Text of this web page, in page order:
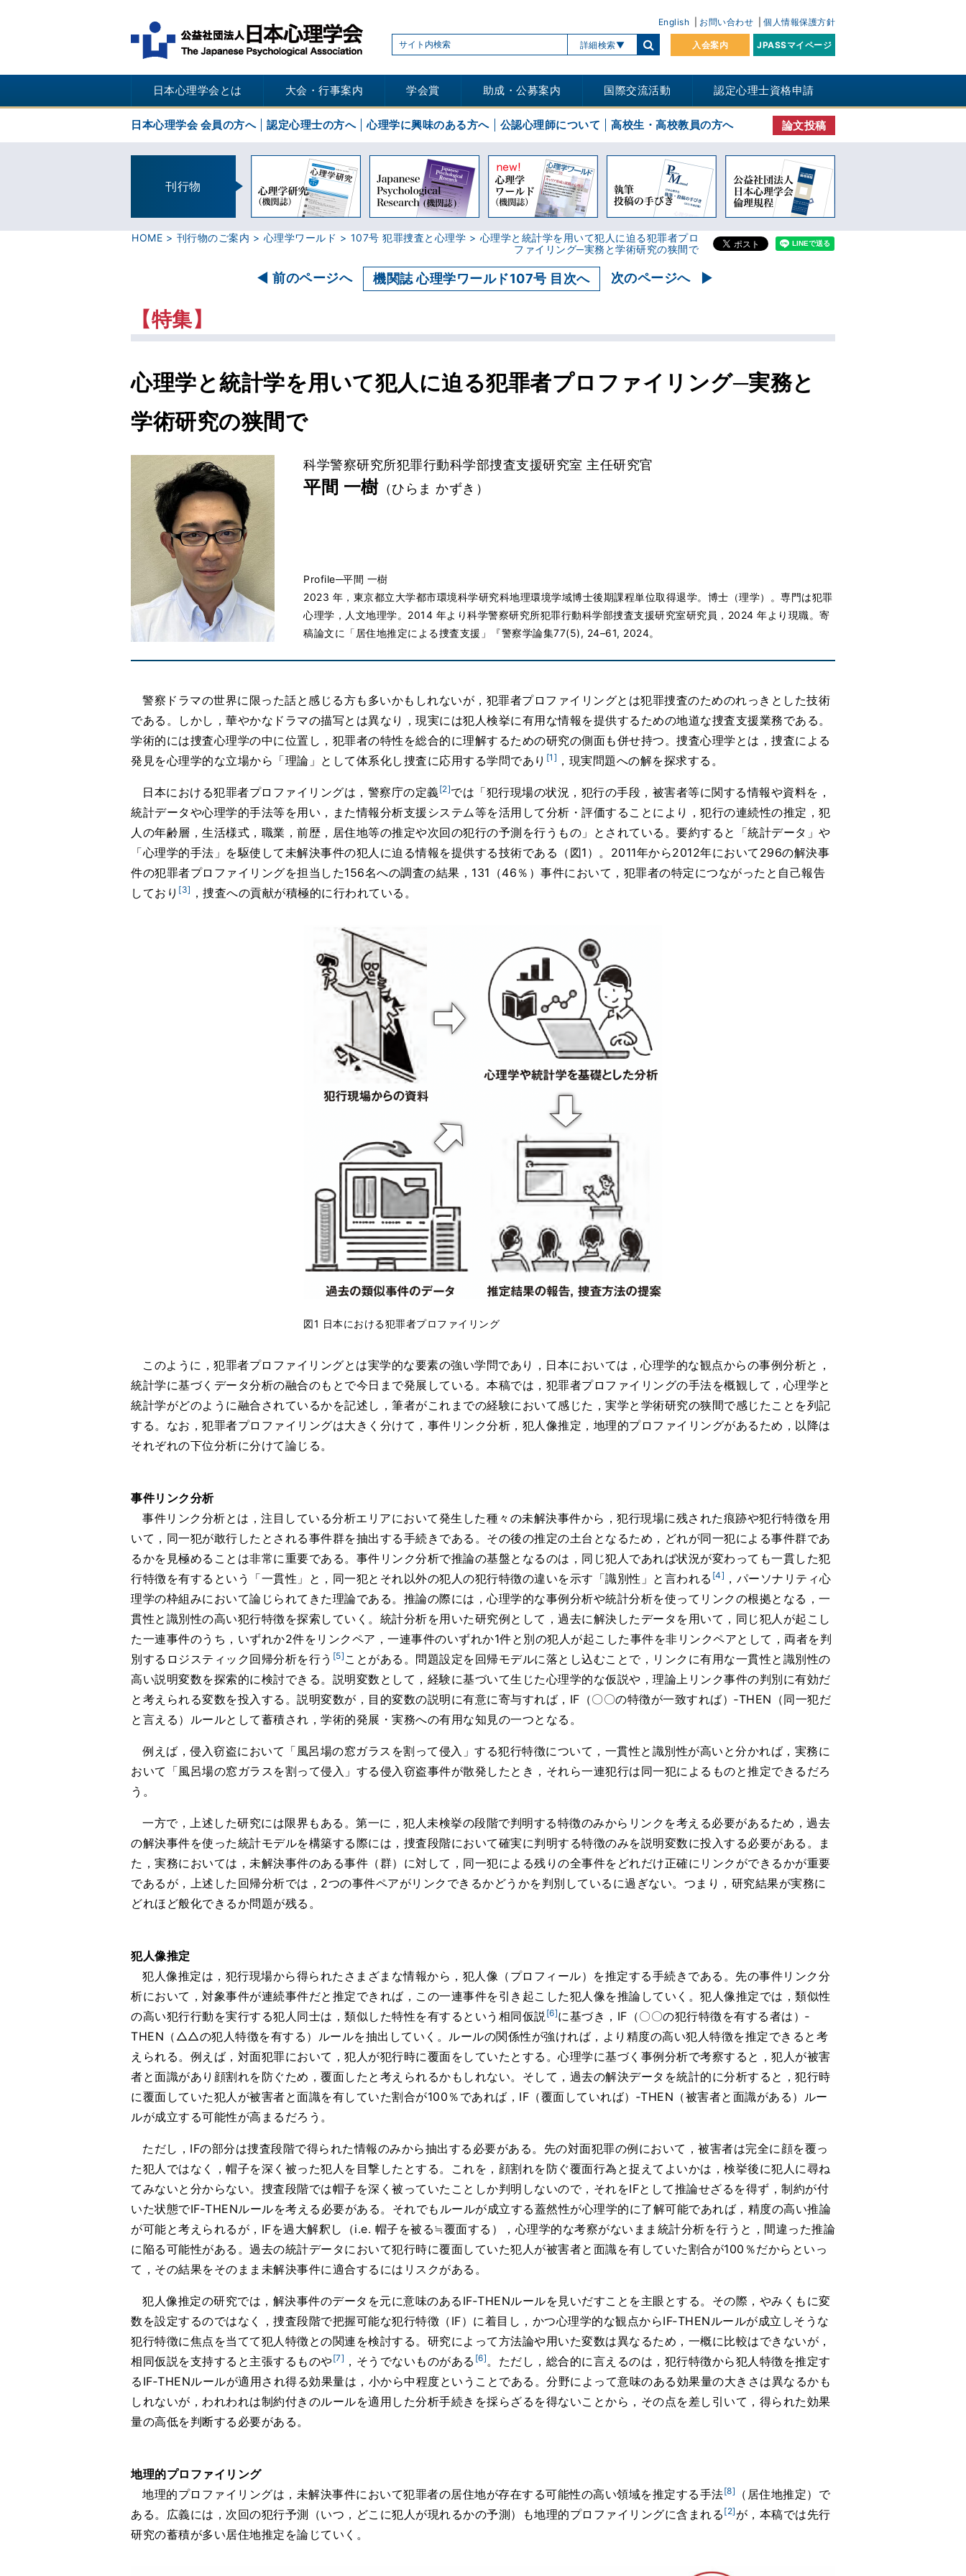
English お問い合わせ 個人情報保護方針
詳細検索 入会案内 JPASSマイページ
日本心理学会とは 大会・行事案内 学会賞 助成・公募案内 国際交流活動 認定心理士資格申請
日本心理学会 会員の方へ 認定心理士の方へ 心理学に興味のある方へ 公認心理師について 高校生・高校教員の方へ 論文投稿
刊行物
HOME 刊行物のご案内 心理学ワールド 107号 犯罪捜査と心理学
心理学と統計学を用いて犯人に迫る犯罪者プロ
ファイリング─実務と学術研究の狭間で
前のページへ 機関誌 心理学ワールド107号 目次へ 次のページへ
【特集】
心理学と統計学を用いて犯人に迫る犯罪者プロファイリング─実務と
学術研究の狭間で
科学警察研究所犯罪行動科学部捜査支援研究室 主任研究官
平間 一樹（ひらま かずき）
Profile─平間 一樹
2023 年，東京都立大学都市環境科学研究科地理環境学域博士後期課程単位取得退学。博士（理学）。専門は犯罪
心理学，人文地理学。2014 年より科学警察研究所犯罪行動科学部捜査支援研究室研究員，2024 年より現職。寄
稿論文に「居住地推定による捜査支援」『警察学論集77(5), 24–61, 2024。
警察ドラマの世界に限った話と感じる方も多いかもしれないが，犯罪者プロファイリングとは犯罪捜査のためのれっきとした技術
である。しかし，華やかなドラマの描写とは異なり，現実には犯人検挙に有用な情報を提供するための地道な捜査支援業務である。
学術的には捜査心理学の中に位置し，犯罪者の特性を総合的に理解するための研究の側面も併せ持つ。捜査心理学とは，捜査による
発見を心理学的な立場から「理論」として体系化し捜査に応用する学問であり [1] ，現実問題への解を探求する。
日本における犯罪者プロファイリングは，警察庁の定義[2]では「犯行現場の状況，犯行の手段，被害者等に関する情報や資料を，
統計データや心理学的手法等を用い，また情報分析支援システム等を活用して分析・評価することにより，犯行の連続性の推定，犯
人の年齢層，生活様式，職業，前歴，居住地等の推定や次回の犯行の予測を行うもの」とされている。要約すると「統計データ」や
「心理学的手法」を駆使して未解決事件の犯人に迫る情報を提供する技術である（図1）。2011年から2012年において296の解決事
件の犯罪者プロファイリングを担当した156名への調査の結果，131（46％）事件において，犯罪者の特定につながったと自己報告
しており [3] ，捜査への貢献が積極的に行われている。
図1 日本における犯罪者プロファイリング
このように，犯罪者プロファイリングとは実学的な要素の強い学問であり，日本においては，心理学的な観点からの事例分析と，
統計学に基づくデータ分析の融合のもとで今日まで発展している。本稿では，犯罪者プロファイリングの手法を概観して，心理学と
統計学がどのように融合されているかを記述し，筆者がこれまでの経験において感じた，実学と学術研究の狭間で感じたことを列記
する。なお，犯罪者プロファイリングは大きく分けて，事件リンク分析，犯人像推定，地理的プロファイリングがあるため，以降は
それぞれの下位分析に分けて論じる。
事件リンク分析
事件リンク分析とは，注目している分析エリアにおいて発生した種々の未解決事件から，犯行現場に残された痕跡や犯行特徴を用
いて，同一犯が敢行したとされる事件群を抽出する手続きである。その後の推定の土台となるため，どれが同一犯による事件群であ
るかを見極めることは非常に重要である。事件リンク分析で推論の基盤となるのは，同じ犯人であれば状況が変わっても一貫した犯
行特徴を有するという「一貫性」と，同一犯とそれ以外の犯人の犯行特徴の違いを示す「識別性」と言われる [4] ，パーソナリティ心
理学の枠組みにおいて論じられてきた理論である。推論の際には，心理学的な事例分析や統計分析を使ってリンクの根拠となる，一
貫性と識別性の高い犯行特徴を探索していく。統計分析を用いた研究例として，過去に解決したデータを用いて，同じ犯人が起こし
た一連事件のうち，いずれか2件をリンクペア，一連事件のいずれか1件と別の犯人が起こした事件を非リンクペアとして，両者を判
別するロジスティック回帰分析を行う [5] ことがある。問題設定を回帰モデルに落とし込むことで，リンクに有用な一貫性と識別性の
高い説明変数を探索的に検討できる。説明変数として，経験に基づいて生じた心理学的な仮説や，理論上リンク事件の判別に有効だ
と考えられる変数を投入する。説明変数が，目的変数の説明に有意に寄与すれば，IF（〇〇の特徴が一致すれば）‐THEN（同一犯だ
と言える）ルールとして蓄積され，学術的発展・実務への有用な知見の一つとなる。
例えば，侵入窃盗において「風呂場の窓ガラスを割って侵入」する犯行特徴について，一貫性と識別性が高いと分かれば，実務に
おいて「風呂場の窓ガラスを割って侵入」する侵入窃盗事件が散発したとき，それら一連犯行は同一犯によるものと推定できるだろ
う。
一方で，上述した研究には限界もある。第一に，犯人未検挙の段階で判明する特徴のみからリンクを考える必要があるため，過去
の解決事件を使った統計モデルを構築する際には，捜査段階において確実に判明する特徴のみを説明変数に投入する必要がある。ま
た，実務においては，未解決事件のある事件（群）に対して，同一犯による残りの全事件をどれだけ正確にリンクができるかが重要
であるが，上述した回帰分析では，2つの事件ペアがリンクできるかどうかを判別しているに過ぎない。つまり，研究結果が実務に
どれほど般化できるか問題が残る。
犯人像推定
犯人像推定は，犯行現場から得られたさまざまな情報から，犯人像（プロフィール）を推定する手続きである。先の事件リンク分
析において，対象事件が連続事件だと推定できれば，この一連事件を引き起こした犯人像を推論していく。犯人像推定では，類似性
の高い犯行行動を実行する犯人同士は，類似した特性を有するという相同仮説[6]に基づき，IF（〇〇の犯行特徴を有する者は）‐
THEN（△△の犯人特徴を有する）ルールを抽出していく。ルールの関係性が強ければ，より精度の高い犯人特徴を推定できると考
えられる。例えば，対面犯罪において，犯人が犯行時に覆面をしていたとする。心理学に基づく事例分析で考察すると，犯人が被害
者と面識があり顔割れを防ぐため，覆面したと考えられるかもしれない。そして，過去の解決データを統計的に分析すると，犯行時
に覆面していた犯人が被害者と面識を有していた割合が100％であれば，IF（覆面していれば）‐THEN（被害者と面識がある）ルー
ルが成立する可能性が高まるだろう。
ただし，IFの部分は捜査段階で得られた情報のみから抽出する必要がある。先の対面犯罪の例において，被害者は完全に顔を覆っ
た犯人ではなく，帽子を深く被った犯人を目撃したとする。これを，顔割れを防ぐ覆面行為と捉えてよいかは，検挙後に犯人に尋ね
てみないと分からない。捜査段階では帽子を深く被っていたことしか判明しないので，それをIFとして推論せざるを得ず，制約が付
いた状態でIF‐THENルールを考える必要がある。それでもルールが成立する蓋然性が心理学的に了解可能であれば，精度の高い推論
が可能と考えられるが，IFを過大解釈し（i.e. 帽子を被る≒覆面する），心理学的な考察がないまま統計分析を行うと，間違った推論
に陥る可能性がある。過去の統計データにおいて犯行時に覆面していた犯人が被害者と面識を有していた割合が100％だからといっ
て，その結果をそのまま未解決事件に適合するにはリスクがある。
犯人像推定の研究では，解決事件のデータを元に意味のあるIF‐THENルールを見いだすことを主眼とする。その際，やみくもに変
数を設定するのではなく，捜査段階で把握可能な犯行特徴（IF）に着目し，かつ心理学的な観点からIF‐THENルールが成立しそうな
犯行特徴に焦点を当てて犯人特徴との関連を検討する。研究によって方法論や用いた変数は異なるため，一概に比較はできないが，
相同仮説を支持すると主張するものや[7] ，そうでないものがある [6]。ただし，総合的に言えるのは，犯行特徴から犯人特徴を推定す
るIF‐THENルールが適用され得る効果量は，小から中程度ということである。分野によって意味のある効果量の大きさは異なるかも
しれないが，われわれは制約付きのルールを適用した分析手続きを採らざるを得ないことから，その点を差し引いて，得られた効果
量の高低を判断する必要がある。
地理的プロファイリング
地理的プロファイリングは，未解決事件において犯罪者の居住地が存在する可能性の高い領域を推定する手法[8]
（居住地推定）で
ある。広義には，次回の犯行予測（いつ，どこに犯人が現れるかの予測）も地理的プロファイリングに含まれる [2] が，本稿では先行
研究の蓄積が多い居住地推定を論じていく。